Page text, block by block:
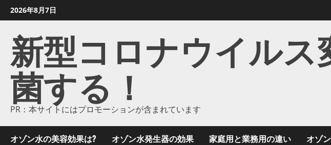
ン
2026年8月7日
新型コロナウイルス
菌する！
PR：本サイトにはプロモーションが含まれています
オゾン水の美容効果は? オゾン水発生器の効果 家庭用と業務用の違い オゾ